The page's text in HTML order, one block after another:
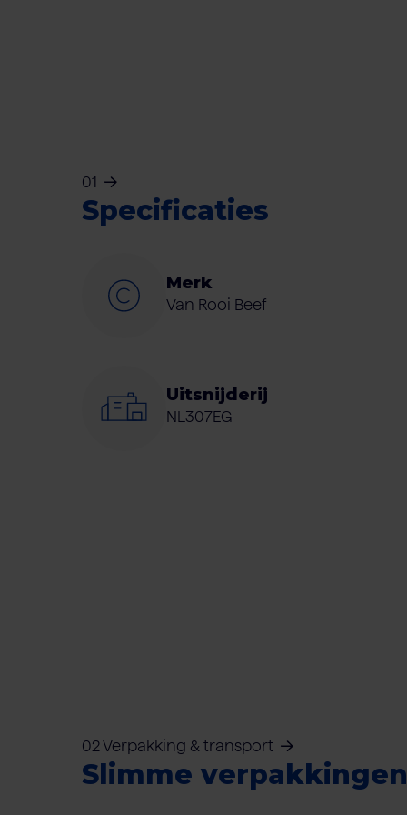
01
Specificaties
Merk
Van Rooi Beef
Uitsnijderij
NL307EG
02 Verpakking & transport
Slimme verpakkingen